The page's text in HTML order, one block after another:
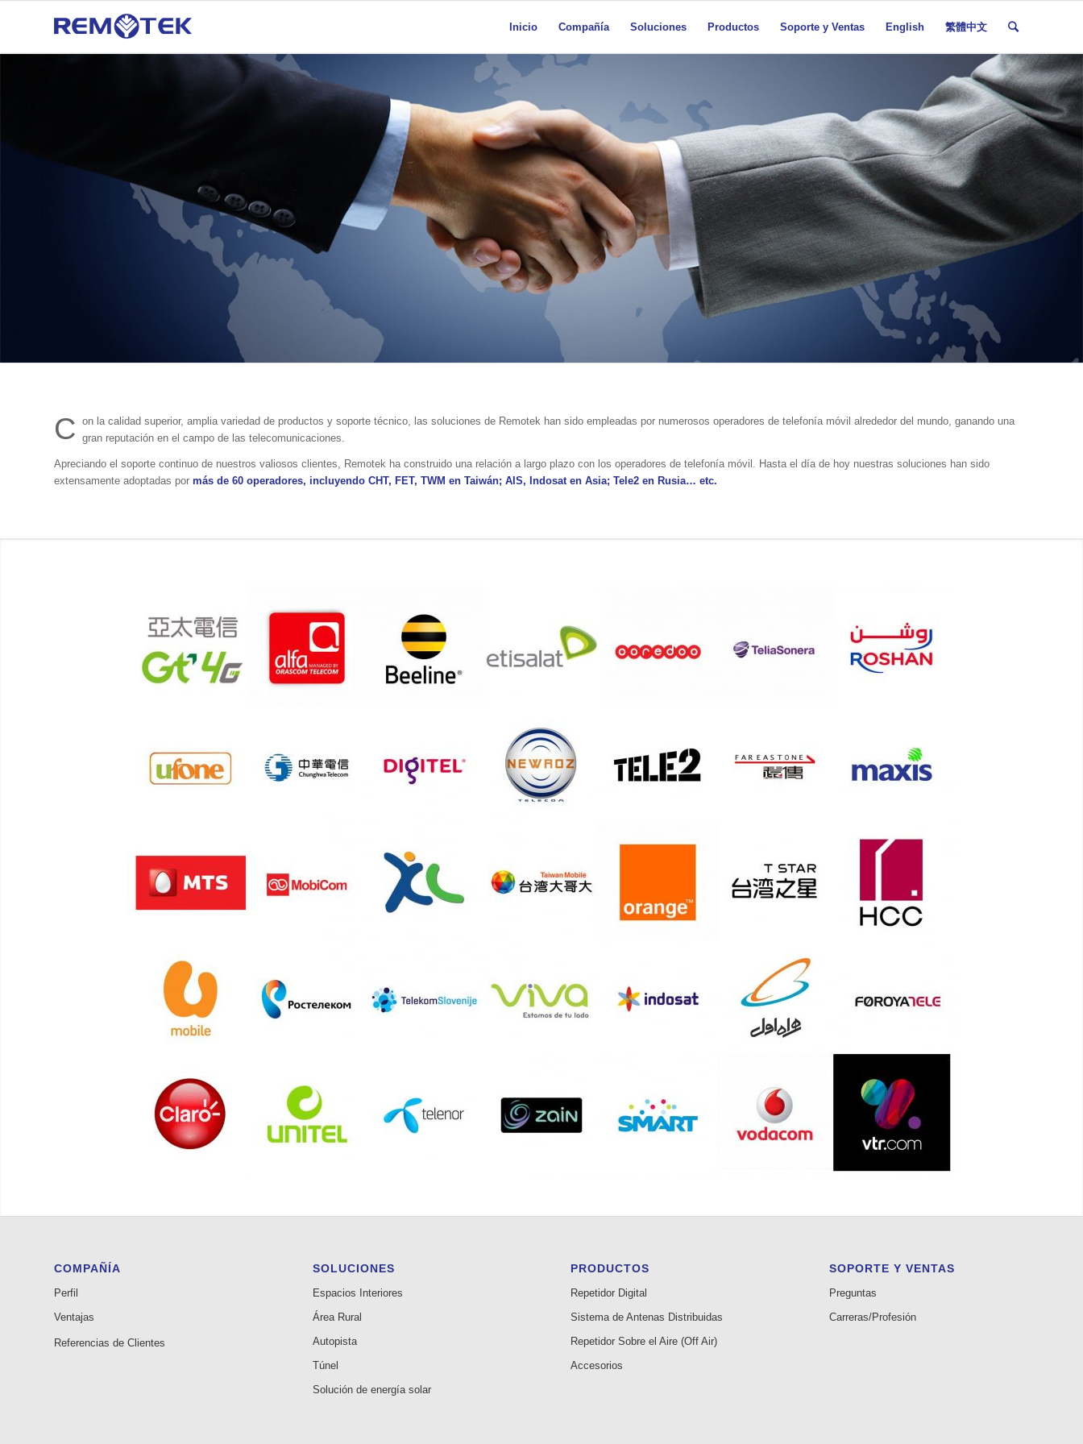
Inicio Compañía Soluciones Productos Soporte y Ventas English 繁體中文
C on la calidad superior, amplia variedad de productos y soporte técnico, las soluciones de Remotek han sido empleadas por numerosos operadores de telefonía móvil alrededor del mundo, ganando una
gran reputación en el campo de las telecomunicaciones.
Apreciando el soporte continuo de nuestros valiosos clientes, Remotek ha construido una relación a largo plazo con los operadores de telefonía móvil. Hasta el día de hoy nuestras soluciones han sido
extensamente adoptadas por más de 60 operadores, incluyendo CHT, FET, TWM en Taiwán; AIS, Indosat en Asia; Tele2 en Rusia… etc.
COMPAÑÍA
Perfil
Ventajas
Referencias de Clientes
SOLUCIONES
Espacios Interiores
Área Rural
Autopista
Túnel
Solución de energía solar
PRODUCTOS
Repetidor Digital
Sistema de Antenas Distribuidas
Repetidor Sobre el Aire (Off Air)
Accesorios
SOPORTE Y VENTAS
Preguntas
Carreras/Profesión